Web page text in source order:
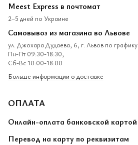
Meest Express в почтомат
2–5 дней по Украине
Самовывоз из магазина во Львове
ул. Джохара Дудаева, 6, г. Львов по графику
Пн-Пт 09:30-18:30,
Сб-Вс 10:00-18:00
Больше информации о доставке
ОПЛАТА
Онлайн-оплата банковской картой
Перевод на карту по реквизитам